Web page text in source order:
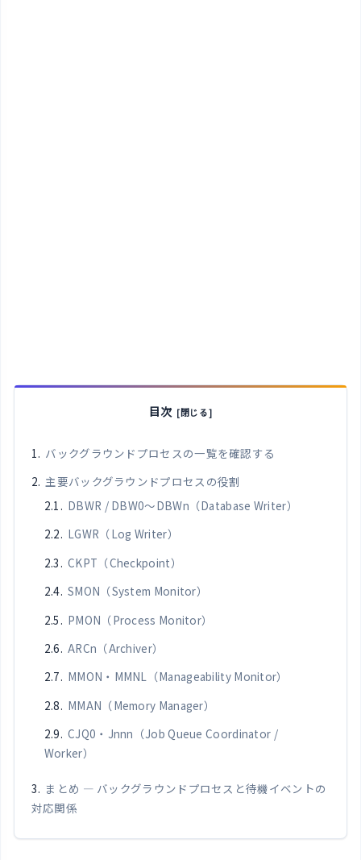
目次
バックグラウンドプロセスの一覧を確認する
主要バックグラウンドプロセスの役割
DBWR / DBW0〜DBWn（Database Writer）
LGWR（Log Writer）
CKPT（Checkpoint）
SMON（System Monitor）
PMON（Process Monitor）
ARCn（Archiver）
MMON・MMNL（Manageability Monitor）
MMAN（Memory Manager）
CJQ0・Jnnn（Job Queue Coordinator /
Worker）
まとめ — バックグラウンドプロセスと待機イベントの
対応関係